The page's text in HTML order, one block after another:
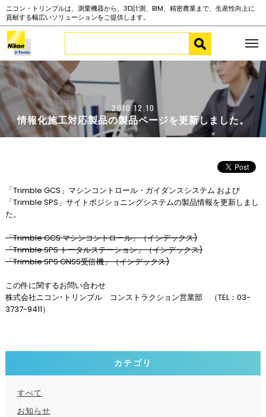
ニコン・トリンブルは、測量機器から、3D計測、BIM、精密農業まで、生産性向上に
貢献する幅広いソリューションをご提供します。
2010.12.10
情報化施工対応製品の製品ページを更新しました。
「Trimble GCS」マシンコントロール・ガイダンスシステム および
「Trimble SPS」サイトポジショニングシステムの製品情報を更新しまし
た。
「Trimble GCS マシンコントロール」（インデックス)
「Trimble SPS トータルステーション」（インデックス)
「Trimble SPS GNSS受信機」（インデックス)
この件に関するお問い合わせ
株式会社ニコン･トリンブル コンストラクション営業部 （TEL：03-
3737-9411）
カテゴリ
すべて
お知らせ